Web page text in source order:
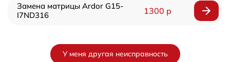
Замена матрицы Ardor G15-
I7ND316
1300 р
У меня другая неисправность